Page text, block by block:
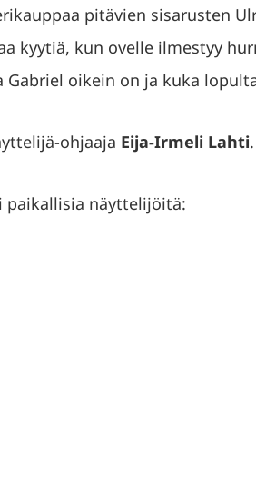
pitävien sisarusten
kyytiä, kun ovelle ilmestyy
oikein on ja kuka
ohjaaja Eija-Irmeli Lahti.
paikallisia näyttelijöitä: